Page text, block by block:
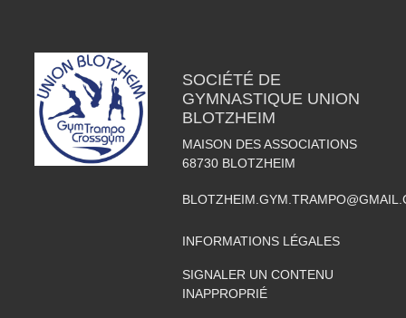
SOCIÉTÉ DE
GYMNASTIQUE UNION
BLOTZHEIM
MAISON DES ASSOCIATIONS
68730 BLOTZHEIM
INFORMATIONS LÉGALES
SIGNALER UN CONTENU
INAPPROPRIÉ